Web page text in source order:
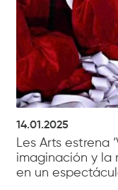
14.01.2025
Les Arts estrena
imaginación y la
en un